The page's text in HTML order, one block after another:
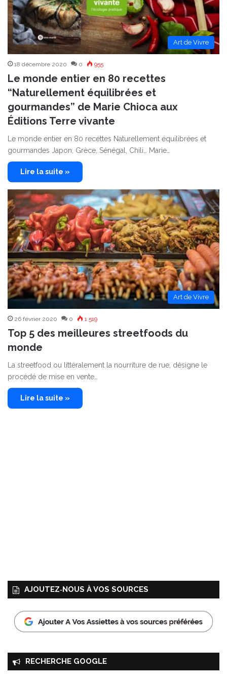
Art de Vivre
18 décembre 2020 0 955
Le monde entier en 80 recettes
“Naturellement équilibrées et
gourmandes” de Marie Chioca aux
Éditions Terre vivante
Le monde entier en 80 recettes Naturellement équilibrées et
gourmandes Japon, Grèce, Sénégal, Chili… Marie…
Lire la suite »
Art de Vivre
26 février 2020 0 1 519
Top 5 des meilleures streetfoods du
monde
La streetfood ou littéralement la nourriture de rue, désigne le
procédé de mise en vente…
Lire la suite »
AJOUTEZ‑NOUS À VOS SOURCES
RECHERCHE GOOGLE